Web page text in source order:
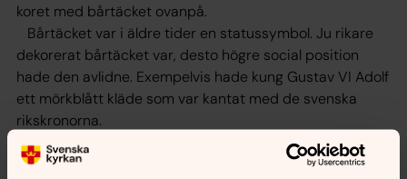
koret med bårtäcket ovanpå.
Bårtäcket var i äldre tider en statussymbol. Ju rikare
dekorerat bårtäcket var, desto högre social position
hade den avlidne. Exempelvis hade kung Gustav VI Adolf
ett mörkblått kläde som var kantat med de svenska
rikskronorna.